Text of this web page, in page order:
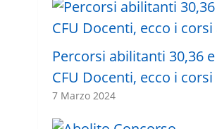
Percorsi abilitanti 30,36
CFU Docenti, ecco i
7 Marzo 2024